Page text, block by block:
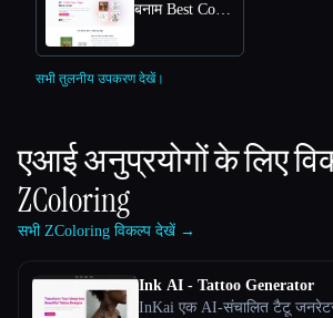
बनाम Best Coloring Pages AI
सभी तुलनीय उपकरण देखें।
एआई अनुप्रयोगों के लिए
ZColoring
सभी ZColoring विकल्प देखें →
Ink AI - Tattoo Generator
InKai एक AI-संचालित टैटू